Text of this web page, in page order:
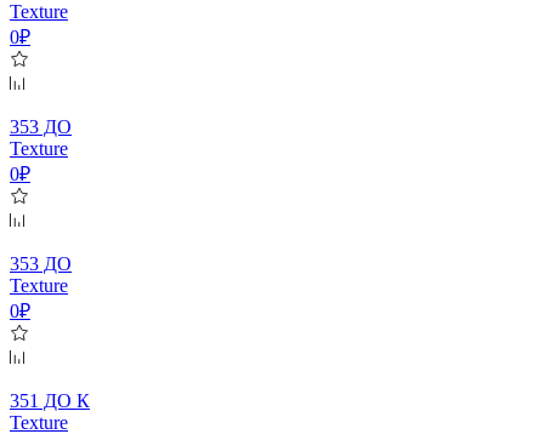
Texture
0₽
353 ДО
Texture
0₽
353 ДО
Texture
0₽
351 ДО К
Texture